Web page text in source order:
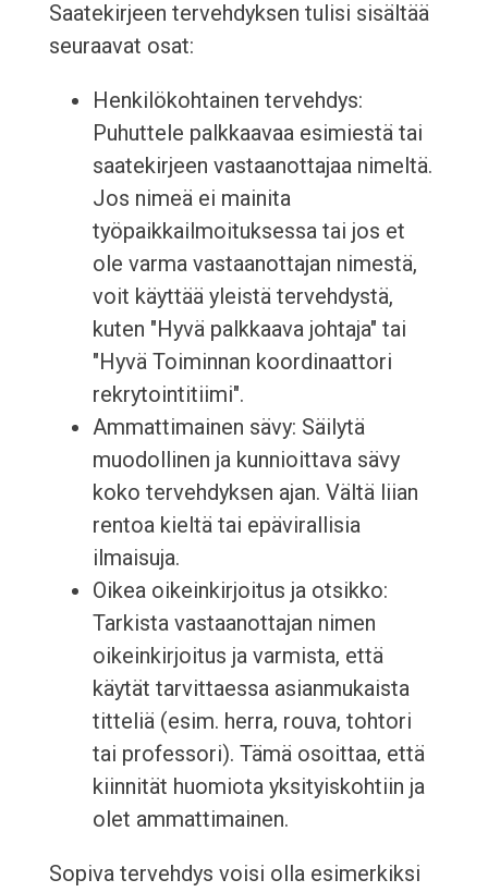
Saatekirjeen tervehdyksen tulisi sisältää
seuraavat osat:
Henkilökohtainen tervehdys:
Puhuttele palkkaavaa esimiestä tai
saatekirjeen vastaanottajaa nimeltä.
Jos nimeä ei mainita
työpaikkailmoituksessa tai jos et
ole varma vastaanottajan nimestä,
voit käyttää yleistä tervehdystä,
kuten "Hyvä palkkaava johtaja" tai
"Hyvä Toiminnan koordinaattori
rekrytointitiimi".
Ammattimainen sävy: Säilytä
muodollinen ja kunnioittava sävy
koko tervehdyksen ajan. Vältä liian
rentoa kieltä tai epävirallisia
ilmaisuja.
Oikea oikeinkirjoitus ja otsikko:
Tarkista vastaanottajan nimen
oikeinkirjoitus ja varmista, että
käytät tarvittaessa asianmukaista
titteliä (esim. herra, rouva, tohtori
tai professori). Tämä osoittaa, että
kiinnität huomiota yksityiskohtiin ja
olet ammattimainen.
Sopiva tervehdys voisi olla esimerkiksi